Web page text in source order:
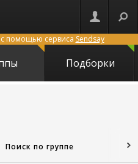
с помощью сервиса Sendsay
Подборки
Поиск по группе